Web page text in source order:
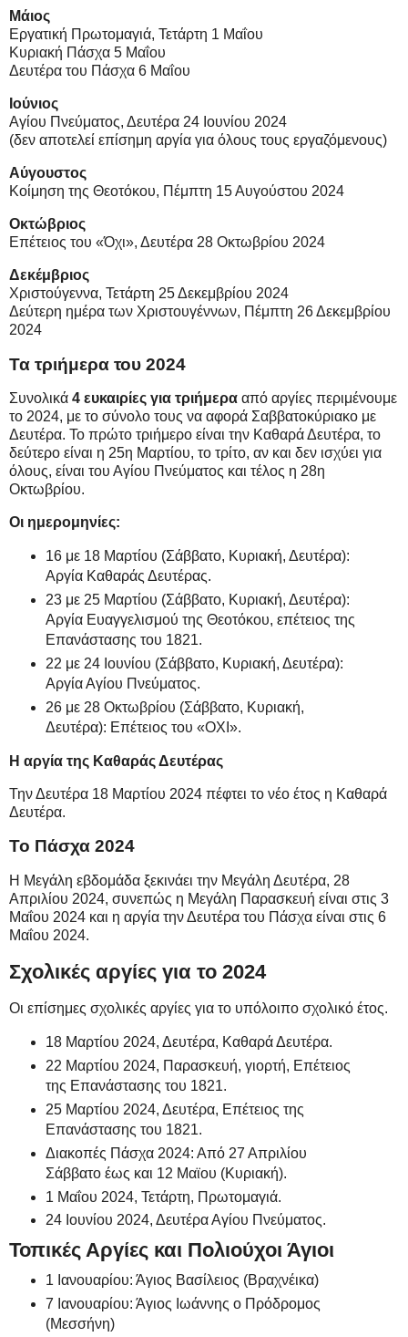
Μάιος
Εργατική Πρωτομαγιά, Τετάρτη 1 Μαΐου
Κυριακή Πάσχα 5 Μαΐου
Δευτέρα του Πάσχα 6 Μαΐου
Ιούνιος
Αγίου Πνεύματος, Δευτέρα 24 Ιουνίου 2024
(δεν αποτελεί επίσημη αργία για όλους τους εργαζόμενους)
Αύγουστος
Κοίμηση της Θεοτόκου, Πέμπτη 15 Αυγούστου 2024
Οκτώβριος
Επέτειος του «Όχι», Δευτέρα 28 Οκτωβρίου 2024
Δεκέμβριος
Χριστούγεννα, Τετάρτη 25 Δεκεμβρίου 2024
Δεύτερη ημέρα των Χριστουγέννων, Πέμπτη 26 Δεκεμβρίου
2024
Τα τριήμερα του 2024
Συνολικά 4 ευκαιρίες για τριήμερα από αργίες περιμένουμε
το 2024, με το σύνολο τους να αφορά Σαββατοκύριακο με
Δευτέρα. Το πρώτο τριήμερο είναι την Καθαρά Δευτέρα, το
δεύτερο είναι η 25η Μαρτίου, το τρίτο, αν και δεν ισχύει για
όλους, είναι του Αγίου Πνεύματος και τέλος η 28η
Οκτωβρίου.
Οι ημερομηνίες:
16 με 18 Μαρτίου (Σάββατο, Κυριακή, Δευτέρα):
Αργία Καθαράς Δευτέρας.
23 με 25 Μαρτίου (Σάββατο, Κυριακή, Δευτέρα):
Αργία Ευαγγελισμού της Θεοτόκου, επέτειος της
Επανάστασης του 1821.
22 με 24 Ιουνίου (Σάββατο, Κυριακή, Δευτέρα):
Αργία Αγίου Πνεύματος.
26 με 28 Οκτωβρίου (Σάββατο, Κυριακή,
Δευτέρα): Επέτειος του «ΟΧΙ».
Η αργία της Καθαράς Δευτέρας
Την Δευτέρα 18 Μαρτίου 2024 πέφτει το νέο έτος η Καθαρά
Δευτέρα.
Το Πάσχα 2024
Η Μεγάλη εβδομάδα ξεκινάει την Μεγάλη Δευτέρα, 28
Απριλίου 2024, συνεπώς η Μεγάλη Παρασκευή είναι στις 3
Μαΐου 2024 και η αργία την Δευτέρα του Πάσχα είναι στις 6
Μαΐου 2024.
Σχολικές αργίες για το 2024
Οι επίσημες σχολικές αργίες για το υπόλοιπο σχολικό έτος.
18 Μαρτίου 2024, Δευτέρα, Καθαρά Δευτέρα.
22 Μαρτίου 2024, Παρασκευή, γιορτή, Επέτειος
της Επανάστασης του 1821.
25 Μαρτίου 2024, Δευτέρα, Επέτειος της
Επανάστασης του 1821.
Διακοπές Πάσχα 2024: Από 27 Απριλίου
Σάββατο έως και 12 Μαϊου (Κυριακή).
1 Μαΐου 2024, Τετάρτη, Πρωτομαγιά.
24 Ιουνίου 2024, Δευτέρα Αγίου Πνεύματος.
Τοπικές Αργίες και Πολιούχοι Άγιοι
1 Ιανουαρίου: Άγιος Βασίλειος (Βραχνέικα)
7 Ιανουαρίου: Άγιος Ιωάννης ο Πρόδρομος
(Μεσσήνη)